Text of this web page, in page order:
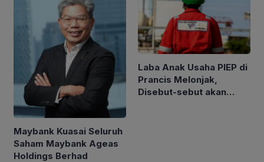
Maybank Kuasai Seluruh
Saham Maybank Ageas
Holdings Berhad
Laba Anak Usaha PIEP di
Prancis Melonjak,
Disebut-sebut akan